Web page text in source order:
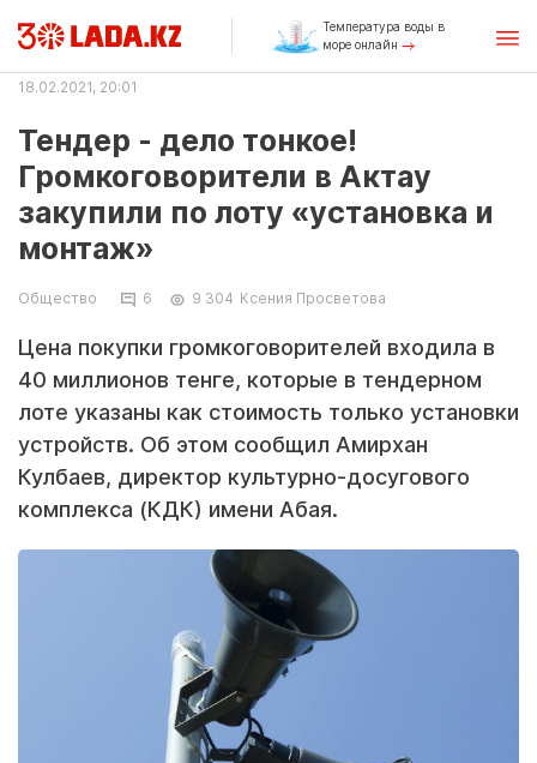
Температура воды в
море онлайн
18.02.2021, 20:01
Тендер - дело тонкое!
Громкоговорители в Актау
закупили по лоту «установка и
монтаж»
Общество 6 9 304 Ксения Просветова
Цена покупки громкоговорителей входила в
40 миллионов тенге, которые в тендерном
лоте указаны как стоимость только установки
устройств. Об этом сообщил Амирхан
Кулбаев, директор культурно-досугового
комплекса (КДК) имени Абая.